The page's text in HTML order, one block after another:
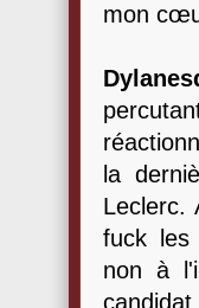
mon
la
Leclerc.
fuck les
non à